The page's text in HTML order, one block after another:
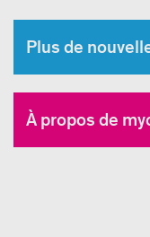
Plus de
À propos de